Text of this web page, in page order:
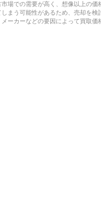
場での需要が高く、想像以上の価
まう可能性があるため、売却を検
ーカーなどの要因によって買取価